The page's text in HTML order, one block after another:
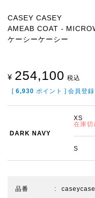
CASEY CASEY
AMEAB COAT -
ケーシーケーシー
¥ 254,100 税込
[ 6,930 ポイント ] 会員登
DARK NAVY
XS
在庫切
S
品番